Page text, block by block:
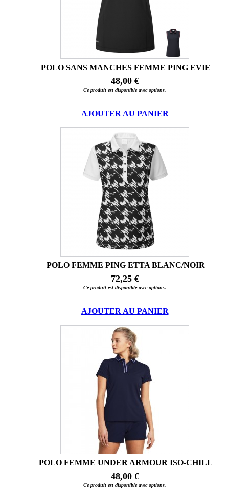
POLO SANS MANCHES FEMME PING EVIE
48,00 €
Ce produit est disponible avec options.
AJOUTER AU PANIER
POLO FEMME PING ETTA BLANC/NOIR
72,25 €
Ce produit est disponible avec options.
AJOUTER AU PANIER
POLO FEMME UNDER ARMOUR ISO-CHILL
48,00 €
Ce produit est disponible avec options.